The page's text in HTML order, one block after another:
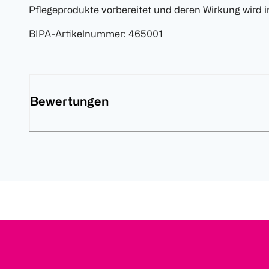
Pflegeprodukte vorbereitet und deren Wirkung wird
BIPA-Artikelnummer: 465001
Bewertungen